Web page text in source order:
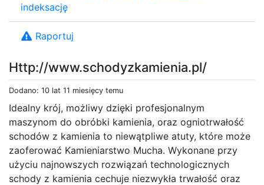
Http://www.schodyzkamienia.pl/
Dodano: 10 lat 11 miesięcy temu
Idealny krój, możliwy dzięki profesjonalnym
maszynom do obróbki kamienia, oraz ogniotrwałość
schodów z kamienia to niewątpliwe atuty, które może
zaoferować Kamieniarstwo Mucha. Wykonane przy
użyciu najnowszych rozwiązań technologicznych
schody z kamienia cechuje niezwykła trwałość oraz
indeksację
Raportuj